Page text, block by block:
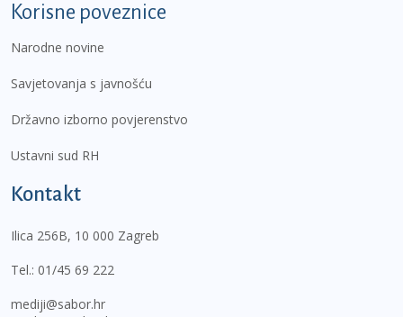
Korisne poveznice
Narodne novine
Savjetovanja s javnošću
Državno izborno povjerenstvo
Ustavni sud RH
Kontakt
Ilica 256B, 10 000 Zagreb
Tel.: 01/45 69 222
mediji@sabor.hr